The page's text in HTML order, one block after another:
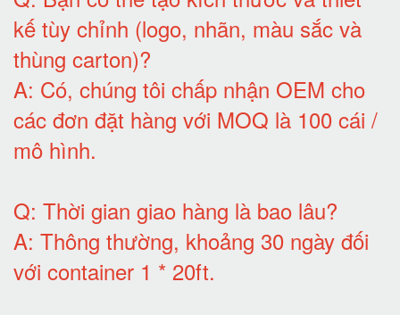
kế tùy chỉnh (logo, nhãn, màu sắc và
thùng carton)?
A: Có, chúng tôi chấp nhận OEM cho
các đơn đặt hàng với MOQ là 100 cái /
mô hình.
Q: Thời gian giao hàng là bao lâu?
A: Thông thường, khoảng 30 ngày đối
với container 1 * 20ft.